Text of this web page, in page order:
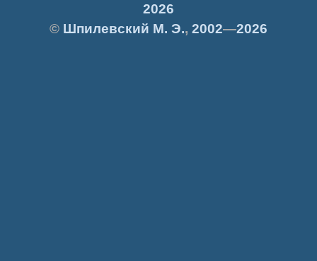
2026
© Шпилевский М. Э., 2002—2026